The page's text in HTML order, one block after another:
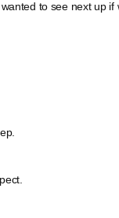
to see next up